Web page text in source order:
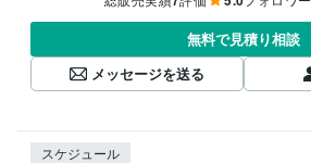
無料で見積り相談
メッセージを送る
スケジュール